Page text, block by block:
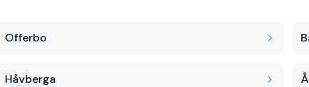
Offerbo
Håvberga